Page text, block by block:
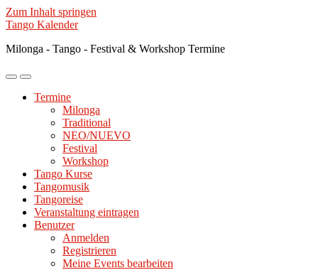
Zum Inhalt springen
Tango Kalender
Milonga - Tango - Festival & Workshop Termine
Mobile-
ein-/ausblenden
Suchfeld
ein-/ausblenden
Termine
Milonga
Traditional
NEO/NUEVO
Festival
Workshop
Tango Kurse
Tangomusik
Tangoreise
Veranstaltung eintragen
Benutzer
Anmelden
Registrieren
Meine Events bearbeiten